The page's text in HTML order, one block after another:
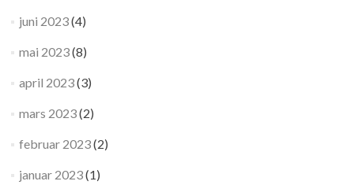
juni 2023(4)
mai 2023(8)
april 2023(3)
mars 2023(2)
februar 2023(2)
januar 2023(1)